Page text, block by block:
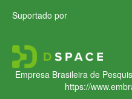
Suportado por
Empresa Brasileira de
https://